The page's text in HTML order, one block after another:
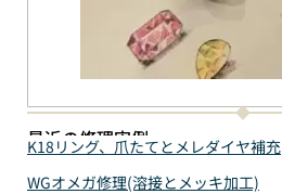
最近の修理実例
K18リング、爪たてとメレダイヤ補充
WGオメガ修理(溶接とメッキ加工)